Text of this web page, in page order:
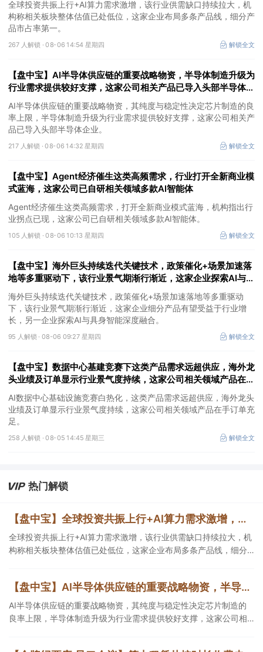
全球投资共振上行+AI算力需求激增，该行业供需缺口持续拉大，机
构称相关板块整体估值已处低位，这家企业布局多条产品线，细分产
品市占率第一。
267 人解锁 ·08-06 14:54 星期四 解锁全文
【盘中宝】AI半导体供应链的重要战略物资，半导体制造升级为
行业需求提供较好支撑，这家公司相关产品已导入头部半导体企
业
AI半导体供应链的重要战略物资，其纯度与稳定性决定芯片制造的良
率上限，半导体制造升级为行业需求提供较好支撑，这家公司相关产
品已导入头部半导体企业。
217 人解锁 ·08-06 14:32 星期四 解锁全文
【盘中宝】Agent经济催生这类高频需求，行业打开全新商业模
式蓝海，这家公司已自研相关领域多款AI智能体
Agent经济催生这类高频需求，打开全新商业模式蓝海，机构指出行
业拐点已现，这家公司已自研相关领域多款AI智能体。
105 人解锁 ·08-06 10:13 星期四 解锁全文
【盘中宝】海外巨头持续迭代关键技术，政策催化+场景加速落
地等多重驱动下，该行业景气期渐行渐近，这家企业探索AI与具
身智能深度融合
海外巨头持续迭代关键技术，政策催化+场景加速落地等多重驱动
下，该行业景气期渐行渐近，这家企业细分产品有望受益于行业增
长，另一企业探索AI与具身智能深度融合。
95 人解锁 · 08-06 09:27 星期四 解锁全文
【盘中宝】数据中心基建竞赛下这类产品需求远超供应，海外龙
头业绩及订单显示行业景气度持续，这家公司相关领域产品在手
订单充足
AI数据中心基础设施竞赛白热化，这类产品需求远超供应，海外龙头
业绩及订单显示行业景气度持续，这家公司相关领域产品在手订单充
足。
258 人解锁 ·08-05 14:45 星期三 解锁全文
热门解锁
【盘中宝】全球投资共振上行+AI算力需求激增，该行业供需缺口持续拉大，机构称相关板块整体估值已处低位，这家企业细分产品市占率第一
全球投资共振上行+AI算力需求激增，该行业供需缺口持续拉大，机
构称相关板块整体估值已处低位，这家企业布局多条产品线，细分
【盘中宝】AI半导体供应链的重要战略物资，半导体制造升级为行业需求提供较好支撑，这家公司相关产品已导入头部半导体企业
AI半导体供应链的重要战略物资，其纯度与稳定性决定芯片制造的
良率上限，半导体制造升级为行业需求提供较好支撑，这家公司相